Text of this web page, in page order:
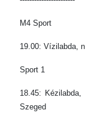
M4 Sport
19.00: Vízilabda,
Sport 1
18.45:
Szeged